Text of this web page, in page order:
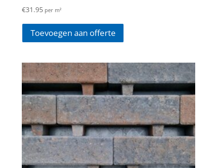
€31.95per m²
Toevoegen aan offerte